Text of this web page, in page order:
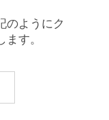
のようにク
す。